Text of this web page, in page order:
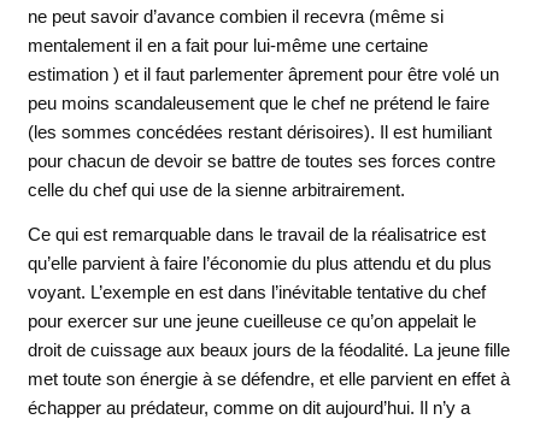
ne peut savoir d’avance combien il recevra (même si
mentalement il en a fait pour lui-même une certaine
estimation ) et il faut parlementer âprement pour être volé un
peu moins scandaleusement que le chef ne prétend le faire
(les sommes concédées restant dérisoires). Il est humiliant
pour chacun de devoir se battre de toutes ses forces contre
celle du chef qui use de la sienne arbitrairement.
Ce qui est remarquable dans le travail de la réalisatrice est
qu’elle parvient à faire l’économie du plus attendu et du plus
voyant. L’exemple en est dans l’inévitable tentative du chef
pour exercer sur une jeune cueilleuse ce qu’on appelait le
droit de cuissage aux beaux jours de la féodalité. La jeune fille
met toute son énergie à se défendre, et elle parvient en effet à
échapper au prédateur, comme on dit aujourd’hui. Il n’y a